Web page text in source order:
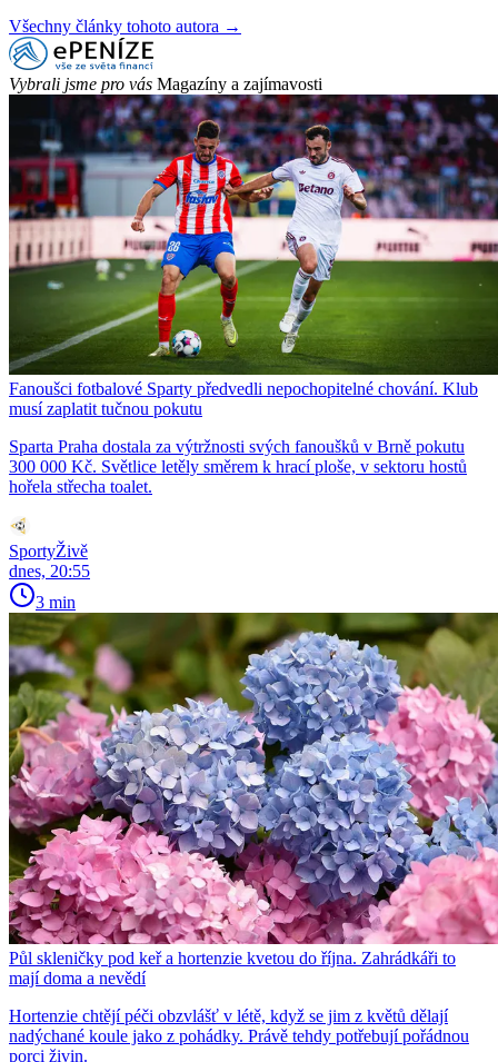
Všechny články tohoto autora →
Vybrali jsme pro vás Magazíny a zajímavosti
Fanoušci fotbalové Sparty předvedli nepochopitelné chování. Klub
musí zaplatit tučnou pokutu
Sparta Praha dostala za výtržnosti svých fanoušků v Brně pokutu
300 000 Kč. Světlice letěly směrem k hrací ploše, v sektoru hostů
hořela střecha toalet.
SportyŽivě
dnes, 20:55
3 min
Půl skleničky pod keř a hortenzie kvetou do října. Zahrádkáři to
mají doma a nevědí
Hortenzie chtějí péči obzvlášť v létě, když se jim z květů dělají
nadýchané koule jako z pohádky. Právě tehdy potřebují pořádnou
porci živin.